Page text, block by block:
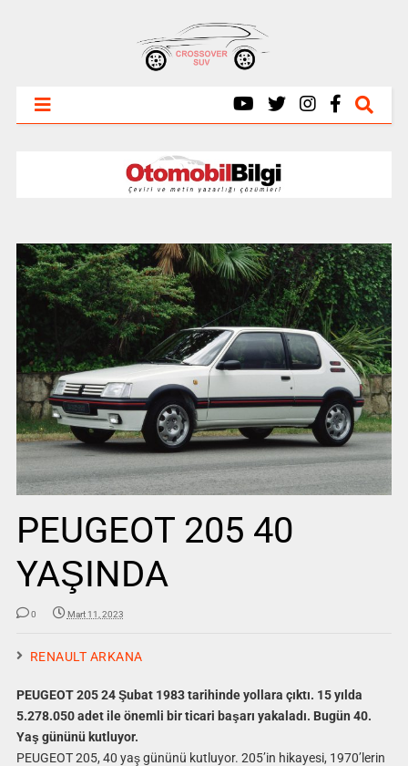
PEUGEOT 205 40
YAŞINDA
0 Mart 11, 2023
RENAULT ARKANA
PEUGEOT 205 24 Şubat 1983 tarihinde yollara çıktı. 15 yılda
5.278.050 adet ile önemli bir ticari başarı yakaladı. Bugün 40.
Yaş gününü kutluyor.
PEUGEOT 205, 40 yaş gününü kutluyor. 205’in hikayesi, 1970’lerin